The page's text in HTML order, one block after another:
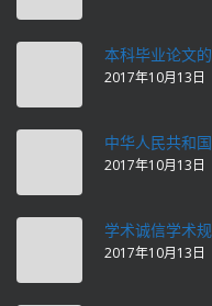
本科毕业论文
2017年10月13日
中华人民共和
2017年10月13日
学术诚信学术
2017年10月13日